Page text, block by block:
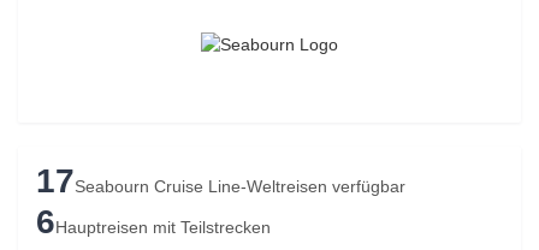
17Seabourn Cruise Line-Weltreisen verfügbar
6Hauptreisen mit Teilstrecken